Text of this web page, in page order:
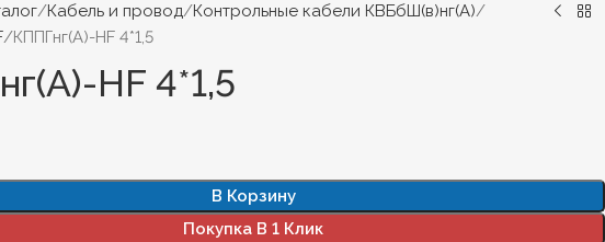
Кабель и провод Контрольные кабели КВБбШ(в)нг(А)
КППГнг(А)-HF 4*1,5
HF 4*1,5
В Корзину
Покупка В 1 Клик